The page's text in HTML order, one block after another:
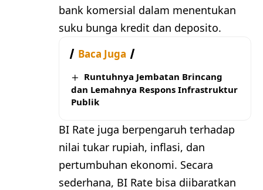
bank komersial dalam menentukan
suku bunga kredit dan deposito.
Baca Juga
Runtuhnya Jembatan Brincang
dan Lemahnya Respons Infrastruktur
Publik
BI Rate juga berpengaruh terhadap
nilai tukar rupiah, inflasi, dan
pertumbuhan ekonomi. Secara
sederhana, BI Rate bisa diibaratkan